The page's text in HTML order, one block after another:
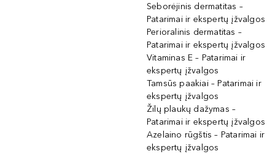
Seborėjinis dermatitas –
Patarimai ir ekspertų įžvalgos
Perioralinis dermatitas –
Patarimai ir ekspertų įžvalgos
Vitaminas E – Patarimai ir
ekspertų įžvalgos
Tamsūs paakiai – Patarimai ir
ekspertų įžvalgos
Žilų plaukų dažymas –
Patarimai ir ekspertų įžvalgos
Azelaino rūgštis – Patarimai ir
ekspertų įžvalgos